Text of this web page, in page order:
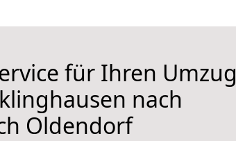
für Ihren Umzug
nach
Oldendorf